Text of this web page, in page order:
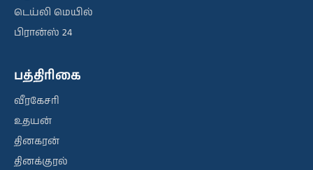
டெய்லி மெயில்
பிரான்ஸ் 24
பத்திரிகை
வீரகேசரி
உதயன்
தினகரன்
தினக்குரல்